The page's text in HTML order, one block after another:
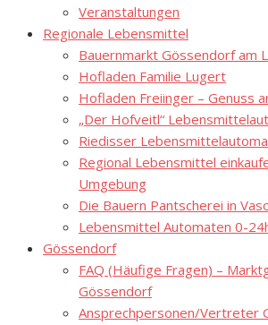
Veranstaltungen
Regionale Lebensmittel
Bauernmarkt Gössendorf am
Hofladen Familie Lugert
Hofladen Freiinger – Genuss
„Der Hofveitl“
Riedisser
Regional Lebensmittel
Umgebung
Die Bauern Pantscherei in
Lebensmittel Automaten 0-
Gössendorf
FAQ (Häufige Fragen) –
Gössendorf
Ansprechpersonen/Vertreter